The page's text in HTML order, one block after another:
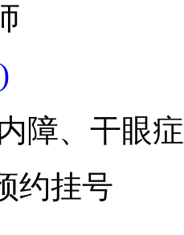
障、干眼
约挂号